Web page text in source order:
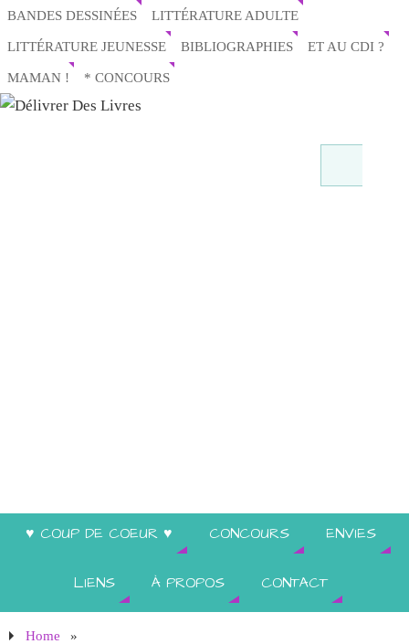
BANDES DESSINÉES
LITTÉRATURE ADULTE
LITTÉRATURE JEUNESSE
BIBLIOGRAPHIES
ET AU CDI ?
MAMAN !
* CONCOURS
♥ COUP DE COEUR ♥ CONCOURS ENVIES
LIENS À PROPOS CONTACT
Home »